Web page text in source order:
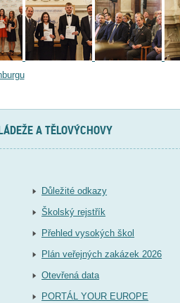
A TĚLOVÝCHOVY
Důležité odkazy
Školský rejstřík
Přehled vysokých škol
Plán veřejných zakázek 2026
Otevřená data
PORTÁL YOUR EUROPE